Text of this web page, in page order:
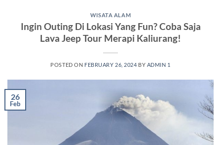
WISATA ALAM
Ingin Outing Di Lokasi Yang Fun? Coba Saja
Lava Jeep Tour Merapi Kaliurang!
POSTED ON FEBRUARY 26, 2024 BY ADMIN 1
26
Feb